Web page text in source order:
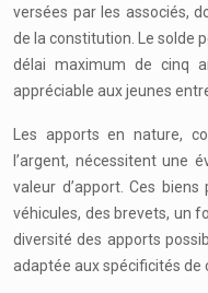
versées par les associés,
de la constitution. Le solde
délai maximum de cinq
appréciable aux jeunes
Les apports en nature,
l’argent, nécessitent une
valeur d’apport. Ces
véhicules, des brevets, un
diversité des apports
adaptée aux spécificités de